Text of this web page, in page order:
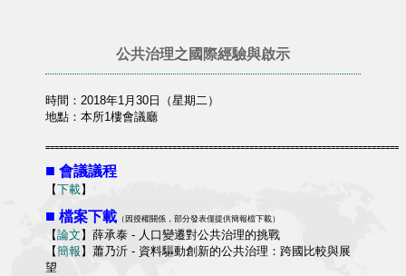
公共治理之國際經驗與啟示
時間：2018年1月30日（星期二）
地點：本所1樓會議廳
==============================================================================
■ 會議議程
【下載】
■ 檔案下載 （因授權關係，部分發表僅提供簡報檔下載）
【論文 】薛承泰 - 人口變遷對公共治理的挑戰
【簡報 】蕭乃沂 - 資料驅動創新的公共治理：跨國比較與展
望